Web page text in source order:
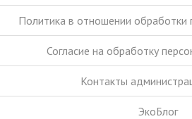
Политика в отношении обработки
Согласие на обработку
Контакты
ЭкоБлог